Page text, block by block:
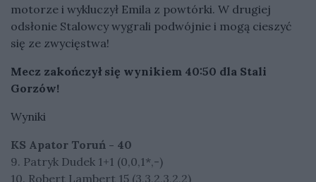
motorze i wykluczył Emila z powtórki. W drugiej
odsłonie Stalowcy wygrali podwójnie i mogą cieszyć
się ze zwycięstwa!
Mecz zakończył się wynikiem 40:50 dla Stali
Gorzów!
Wyniki
KS Apator Toruń - 40
9. Patryk Dudek 1+1 (0,0,1*,-)
10. Robert Lambert 15 (3,3,2,3,2,2)